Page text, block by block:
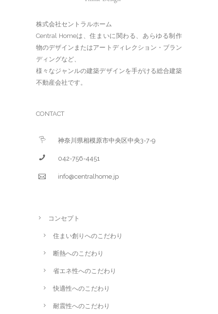
株式会社セントラルホーム
Central Homeは、住まいに関わる、あらゆる制作
物のデザインまたはアートディレクション・ブラン
ディングなど、
様々なジャンルの建築デザインを手がける総合建築
不動産会社です。
CONTACT
神奈川県相模原市中央区中央3-7-9
042-756-4451
info@centralhome.jp
コンセプト
住まい創りへのこだわり
断熱へのこだわり
省エネ性へのこだわり
快適性へのこだわり
耐震性へのこだわり